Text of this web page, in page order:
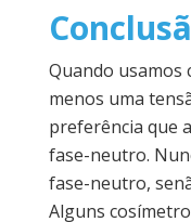
Quando usamos
menos uma
preferência que
fase-neutro.
fase-neutro,
Alguns